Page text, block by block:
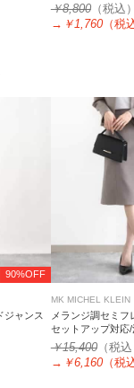
￥8,800（税込
→ ￥1,760（税
90%OFF
ジャンス
MK MICHEL KLEIN
メランジ調セミフ
セットアップ対応
￥15,400（税
→ ￥6,160（税